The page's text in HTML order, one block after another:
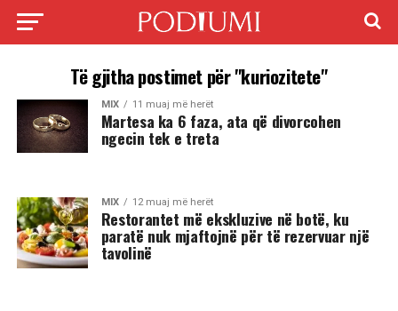
Të gjitha postimet për "kuriozitete"
MIX 11 muaj më herët
Martesa ka 6 faza, ata që divorcohen
ngecin tek e treta
MIX 12 muaj më herët
Restorantet më ekskluzive në botë, ku
paratë nuk mjaftojnë për të rezervuar një
tavolinë